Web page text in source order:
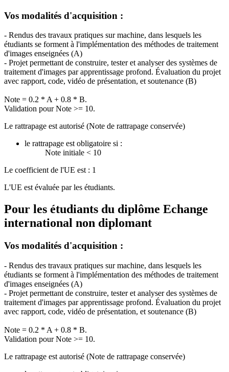
Vos modalités d'acquisition :
- Rendus des travaux pratiques sur machine, dans lesquels les
étudiants se forment à l'implémentation des méthodes de traitement
d'images enseignées (A)
- Projet permettant de construire, tester et analyser des systèmes de
traitement d'images par apprentissage profond. Évaluation du projet
avec rapport, code, vidéo de présentation, et soutenance (B)
Note = 0.2 * A + 0.8 * B.
Validation pour Note >= 10.
Le rattrapage est autorisé (Note de rattrapage conservée)
le rattrapage est obligatoire si :
Note initiale < 10
Le coefficient de l'UE est : 1
L'UE est évaluée par les étudiants.
Pour les étudiants du diplôme Echange
international non diplomant
Vos modalités d'acquisition :
- Rendus des travaux pratiques sur machine, dans lesquels les
étudiants se forment à l'implémentation des méthodes de traitement
d'images enseignées (A)
- Projet permettant de construire, tester et analyser des systèmes de
traitement d'images par apprentissage profond. Évaluation du projet
avec rapport, code, vidéo de présentation, et soutenance (B)
Note = 0.2 * A + 0.8 * B.
Validation pour Note >= 10.
Le rattrapage est autorisé (Note de rattrapage conservée)